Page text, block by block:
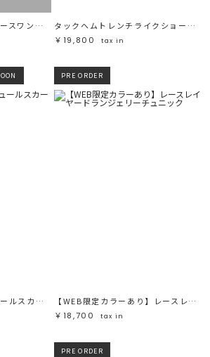
カットアウトデザインレースワンピース
タックヘムトレンチライクショートブルゾン
￥19,800
tax in
ラッフルボリュームチュールスカート
PRE ORDER
【WEB限定カラーあり】レースレイヤードランジェリーチュニック
￥18,700
tax in
PRE ORDER